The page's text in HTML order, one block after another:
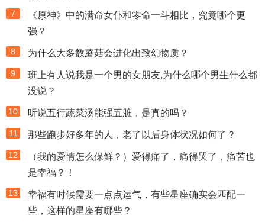
7
《原神》中的满命女仆和零命一斗相比，究竟哪个更
强？
8 为什么大多数蘑菇会进化出致幻物质？
9
班上有人说我是一个男的女朋友,为什么哪个男生什么都
没说？
10 听说五行蔬菜汤能强五脏，是真的吗？
11 那些跑步好多年的人，老了以后身体状况如何了？
12
（我的爱情怎么保鲜？）爱得痛了，痛得哭了，痛苦也
是幸福？！
13
幸福有时候需要一点点运气，有些星座确实会匹配一
些，这样的星座有哪些？